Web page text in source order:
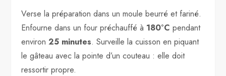
Verse la préparation dans un moule beurré et fariné.
Enfourne dans un four préchauffé à 180°C pendant
environ25 minutes. Surveille la cuisson en piquant
le gâteau avec la pointe d’un couteau : elle doit
ressortir propre.